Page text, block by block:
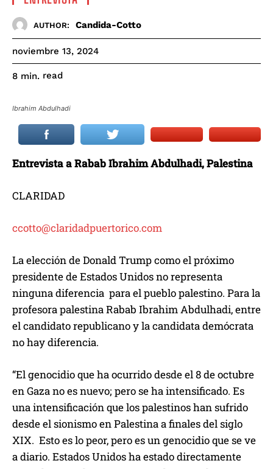
AUTHOR: Candida-Cotto
noviembre 13, 2024
8 min. read
Ibrahim Abdulhadi
Entrevista a Rabab Ibrahim Abdulhadi, Palestina
CLARIDAD
ccotto@claridadpuertorico.com
La elección de Donald Trump como el próximo
presidente de Estados Unidos no representa
ninguna diferencia para el pueblo palestino. Para la
profesora palestina Rabab Ibrahim Abdulhadi, entre
el candidato republicano y la candidata demócrata
no hay diferencia.
“El genocidio que ha ocurrido desde el 8 de octubre
en Gaza no es nuevo; pero se ha intensificado. Es
una intensificación que los palestinos han sufrido
desde el sionismo en Palestina a finales del siglo
XIX. Esto es lo peor, pero es un genocidio que se ve
a diario. Estados Unidos ha estado directamente